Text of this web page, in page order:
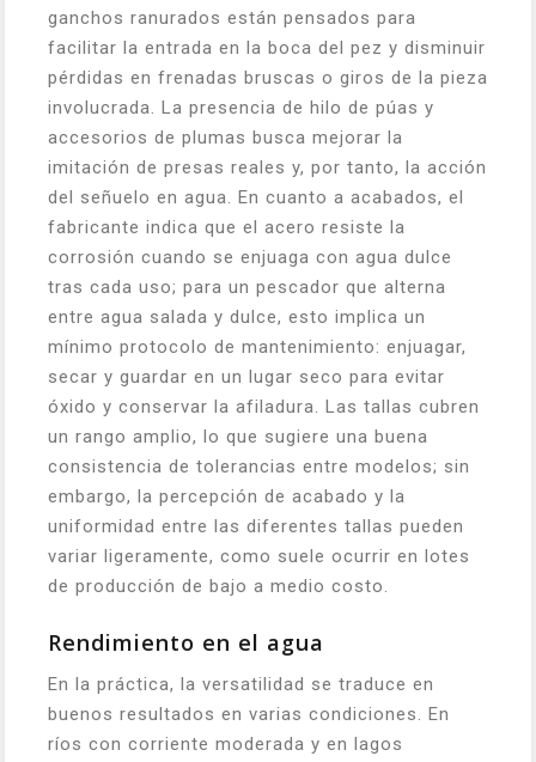
ganchos ranurados están pensados para
facilitar la entrada en la boca del pez y disminuir
pérdidas en frenadas bruscas o giros de la pieza
involucrada. La presencia de hilo de púas y
accesorios de plumas busca mejorar la
imitación de presas reales y, por tanto, la acción
del señuelo en agua. En cuanto a acabados, el
fabricante indica que el acero resiste la
corrosión cuando se enjuaga con agua dulce
tras cada uso; para un pescador que alterna
entre agua salada y dulce, esto implica un
mínimo protocolo de mantenimiento: enjuagar,
secar y guardar en un lugar seco para evitar
óxido y conservar la afiladura. Las tallas cubren
un rango amplio, lo que sugiere una buena
consistencia de tolerancias entre modelos; sin
embargo, la percepción de acabado y la
uniformidad entre las diferentes tallas pueden
variar ligeramente, como suele ocurrir en lotes
de producción de bajo a medio costo.
Rendimiento en el agua
En la práctica, la versatilidad se traduce en
buenos resultados en varias condiciones. En
ríos con corriente moderada y en lagos